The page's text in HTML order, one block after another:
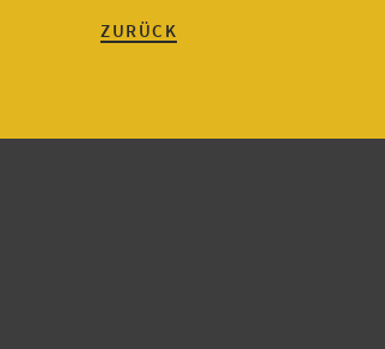
ZURÜCK